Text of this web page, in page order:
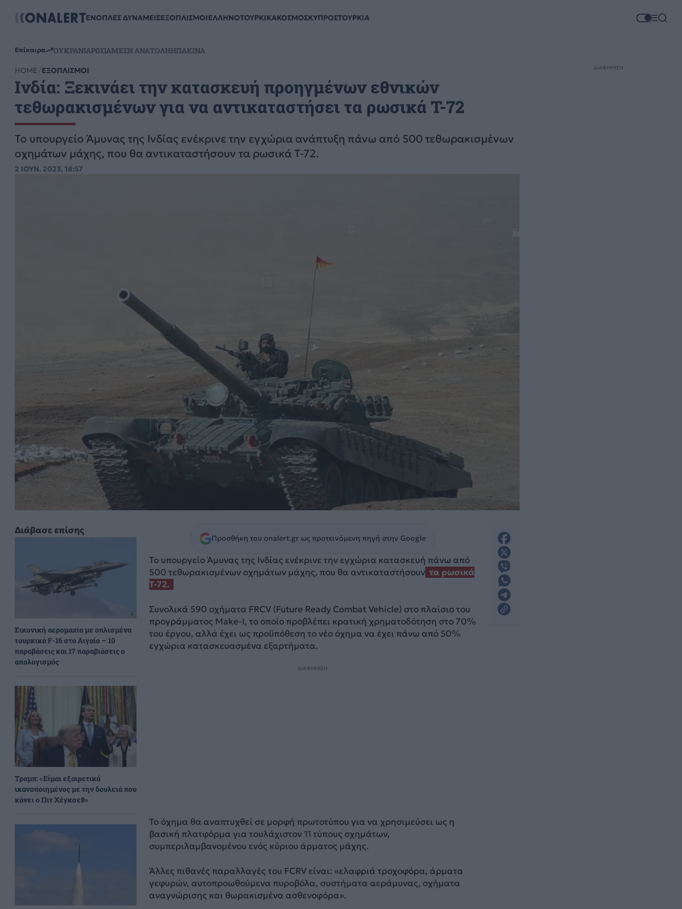
ΕΝΟΠΛΕΣ ΔΥΝΑΜΕΙΣΕΞΟΠΛΙΣΜΟΙΕΛΛΗΝΟΤΟΥΡΚΙΚΑΚΟΣΜΟΣΚΥΠΡΟΣΤΟΥΡΚΙΑ
Επίκαιρα ΟΥΚΡΑΝΙΑΡΩΣΙΑΜΕΣΗ ΑΝΑΤΟΛΗΗΠΑΚΙΝΑ
HOME ΕΞΟΠΛΙΣΜΟΙ
Ινδία: Ξεκινάει την κατασκευή προηγμένων εθνικών
τεθωρακισμένων για να αντικαταστήσει τα ρωσικά T-72
Το υπουργείο Άμυνας της Ινδίας ενέκρινε την εγχώρια ανάπτυξη πάνω από 500 τεθωρακισμένων
οχημάτων μάχης, που θα αντικαταστήσουν τα ρωσικά T-72.
2 ΙΟΥΝ. 2023, 18:57
Διάβασε επίσης
Εικονική αερομαχία με οπλισμένα
τουρκικά F-16 στο Αιγαίο – 10
παραβάσεις και 17 παραβιάσεις ο
απολογισμός
Τραμπ: «Είμαι εξαιρετικά
ικανοποιημένος με την δουλειά που
κάνει ο Πιτ Χέγκσεθ»
Προσθήκη του onalert.gr ως προτεινόμενη πηγή στην Google
Το υπουργείο Άμυνας της Ινδίας ενέκρινε την εγχώρια κατασκευή πάνω από
500 τεθωρακισμένων οχημάτων μάχης, που θα αντικαταστήσουν τα ρωσικά
T-72.
Συνολικά 590 οχήματα FRCV (Future Ready Combat Vehicle) στο πλαίσιο του
προγράμματος Make-I, το οποίο προβλέπει κρατική χρηματοδότηση στο 70%
του έργου, αλλά έχει ως προϋπόθεση το νέο όχημα να έχει πάνω από 50%
εγχώρια κατασκευασμένα εξαρτήματα.
ΔΙΑΦΗΜΙΣΗ
Το όχημα θα αναπτυχθεί σε μορφή πρωτοτύπου για να χρησιμεύσει ως η
βασική πλατφόρμα για τουλάχιστον 11 τύπους οχημάτων,
συμπεριλαμβανομένου ενός κύριου άρματος μάχης.
Άλλες πιθανές παραλλαγές του FCRV είναι: «ελαφριά τροχοφόρα, άρματα
γεφυρών, αυτοπροωθούμενα πυροβόλα, συστήματα αεράμυνας, οχήματα
αναγνώρισης και θωρακισμένα ασθενοφόρα».
ΔΙΑΦΗΜΙΣΗ